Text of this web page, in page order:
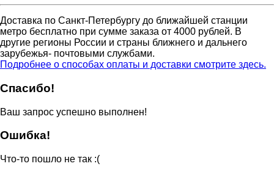
Доставка по Санкт-Петербургу до ближайшей станции
метро бесплатно при сумме заказа от 4000 рублей. В
другие регионы России и страны ближнего и дальнего
зарубежья- почтовыми службами.
Подробнее о способах оплаты и доставки смотрите здесь.
Спасибо!
Ваш запрос успешно выполнен!
Ошибка!
Что-то пошло не так :(